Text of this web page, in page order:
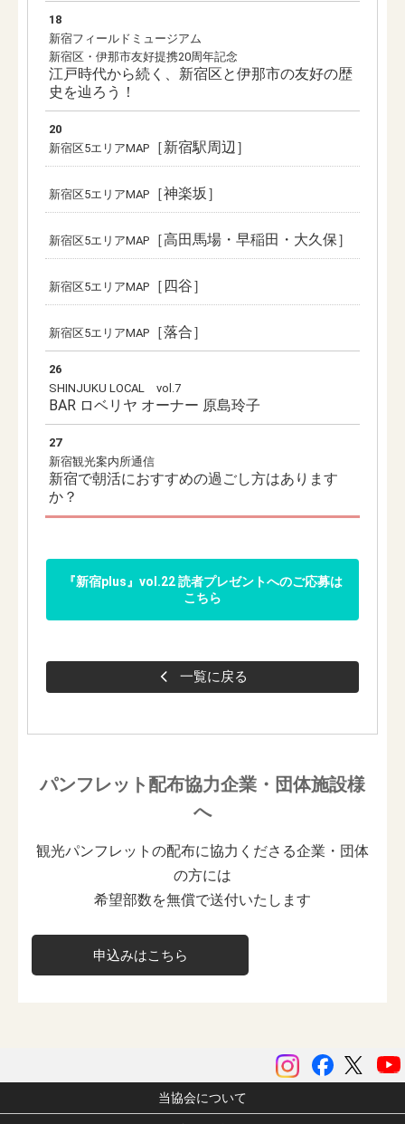
18
新宿フィールドミュージアム
新宿区・伊那市友好提携20周年記念
江戸時代から続く、新宿区と伊那市の友好の歴
史を辿ろう！
20
新宿区5エリアMAP
［新宿駅周辺］
新宿区5エリアMAP ［神楽坂］
新宿区5エリアMAP ［高田馬場・早稲田・大久保］
新宿区5エリアMAP ［四谷］
新宿区5エリアMAP ［落合］
26
SHINJUKU LOCAL vol.7
BAR ロベリヤ オーナー 原島玲子
27
新宿観光案内所通信
新宿で朝活におすすめの過ごし方はあります
か？
『新宿plus』vol.22 読者プレゼントへのご応募は
こちら
一覧に戻る
パンフレット配布協力企業・団体施設様
へ
観光パンフレットの配布に協力くださる企業・団体
の方には
希望部数を無償で送付いたします
申込みはこちら
ツイ
Facebook
instagram
当協会について